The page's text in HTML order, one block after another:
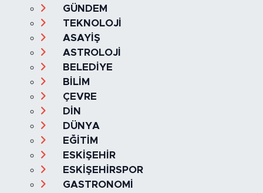
GÜNDEM
TEKNOLOJİ
ASAYİŞ
ASTROLOJİ
BELEDİYE
BİLİM
ÇEVRE
DİN
DÜNYA
EĞİTİM
ESKİŞEHİR
ESKİŞEHİRSPOR
GASTRONOMİ